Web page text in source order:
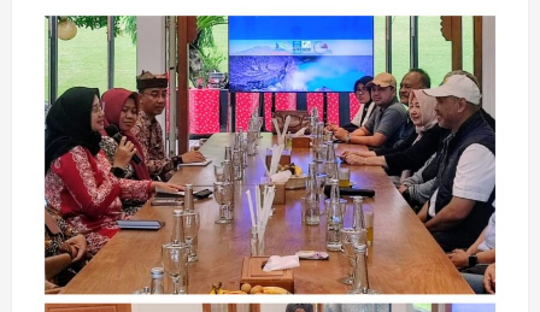
Mahasiswa
dan
Dosen
Psikologi
UHT
Bekali
Siswa
SDN
245
Keputih
Jadi
Remaja
Tangguh
Lewat
Program
“Siap
Naik
Level!”